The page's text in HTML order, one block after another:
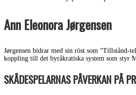
Ann Eleonora Jørgensen
Jørgensen bidrar med sin röst som “Tillstånd-
koppling till det byråkratiska system som styr
SKÅDESPELARNAS PÅVERKAN PÅ